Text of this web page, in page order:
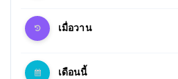
เมื่อวาน
เดือนนี้